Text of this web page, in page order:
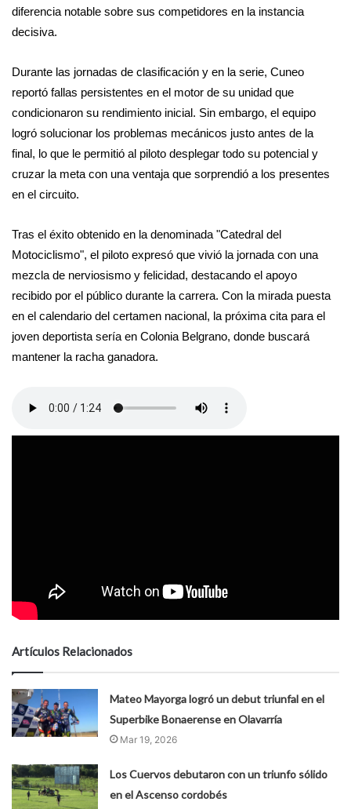
diferencia notable sobre sus competidores en la instancia
decisiva.
​Durante las jornadas de clasificación y en la serie, Cuneo
reportó fallas persistentes en el motor de su unidad que
condicionaron su rendimiento inicial. Sin embargo, el equipo
logró solucionar los problemas mecánicos justo antes de la
final, lo que le permitió al piloto desplegar todo su potencial y
cruzar la meta con una ventaja que sorprendió a los presentes
en el circuito.
​Tras el éxito obtenido en la denominada "Catedral del
Motociclismo", el piloto expresó que vivió la jornada con una
mezcla de nerviosismo y felicidad, destacando el apoyo
recibido por el público durante la carrera. Con la mirada puesta
en el calendario del certamen nacional, la próxima cita para el
joven deportista sería en Colonia Belgrano, donde buscará
mantener la racha ganadora.
Artículos Relacionados
​Mateo Mayorga logró un debut triunfal en el
Superbike Bonaerense en Olavarría
Mar 19, 2026
​Los Cuervos debutaron con un triunfo sólido
en el Ascenso cordobés